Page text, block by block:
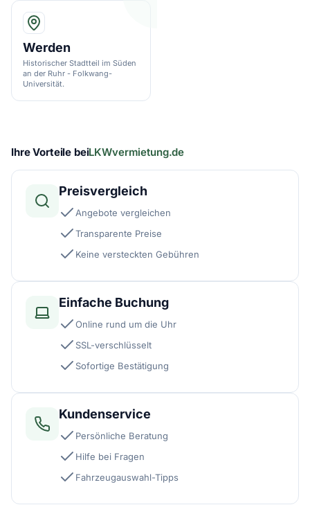
Werden
Historischer Stadtteil im Süden
an der Ruhr - Folkwang-
Universität.
Ihre Vorteile beiLKWvermietung.de
Preisvergleich
Angebote vergleichen
Transparente Preise
Keine versteckten Gebühren
Einfache Buchung
Online rund um die Uhr
SSL-verschlüsselt
Sofortige Bestätigung
Kundenservice
Persönliche Beratung
Hilfe bei Fragen
Fahrzeugauswahl-Tipps